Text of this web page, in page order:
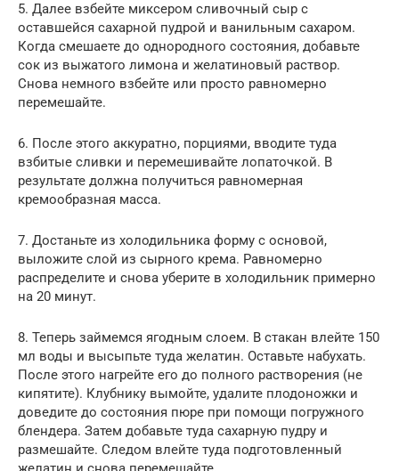
5. Далее взбейте миксером сливочный сыр с
оставшейся сахарной пудрой и ванильным сахаром.
Когда смешаете до однородного состояния, добавьте
сок из выжатого лимона и желатиновый раствор.
Снова немного взбейте или просто равномерно
перемешайте.
6. После этого аккуратно, порциями, вводите туда
взбитые сливки и перемешивайте лопаточкой. В
результате должна получиться равномерная
кремообразная масса.
7. Достаньте из холодильника форму с основой,
выложите слой из сырного крема. Равномерно
распределите и снова уберите в холодильник примерно
на 20 минут.
8. Теперь займемся ягодным слоем. В стакан влейте 150
мл воды и высыпьте туда желатин. Оставьте набухать.
После этого нагрейте его до полного растворения (не
кипятите). Клубнику вымойте, удалите плодоножки и
доведите до состояния пюре при помощи погружного
блендера. Затем добавьте туда сахарную пудру и
размешайте. Следом влейте туда подготовленный